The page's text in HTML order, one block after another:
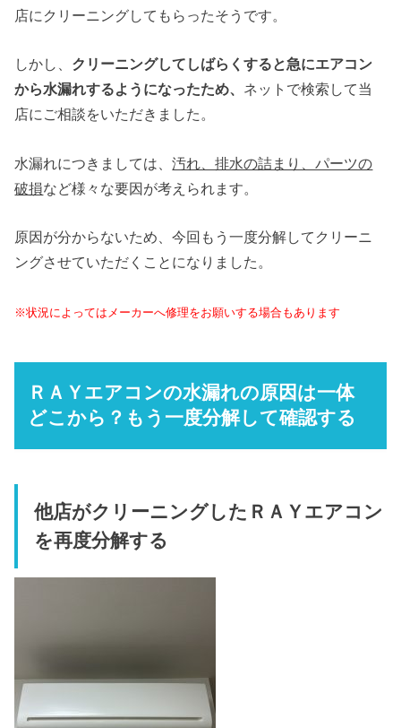
店にクリーニングしてもらったそうです。
しかし、 クリーニングしてしばらくすると急にエアコン
から水漏れするようになったため、 ネットで検索して当
店にご相談をいただきました。
水漏れにつきましては、汚れ、排水の詰まり、パーツの
破損など様々な要因が考えられます。
原因が分からないため、今回もう一度分解してクリーニ
ングさせていただくことになりました。
※状況によってはメーカーへ修理をお願いする場合もあります
ＲＡＹエアコンの水漏れの原因は一体
どこから？もう一度分解して確認する
他店がクリーニングしたＲＡＹエアコン
を再度分解する